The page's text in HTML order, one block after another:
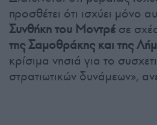
προσθέτει ότι ισχύει μόνο
Συνθήκη του Μοντρέ σε
της Σαμοθράκης και της
κρίσιμα νησιά για το
στρατιωτικών δυνάμεων»,